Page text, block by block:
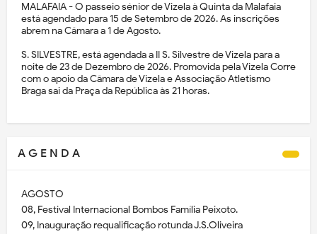
MALAFAIA - O passeio sénior de Vizela à Quinta da Malafaia
está agendado para 15 de Setembro de 2026. As inscrições
abrem na Câmara a 1 de Agosto.
S. SILVESTRE, está agendada a II S. Silvestre de Vizela para a
noite de 23 de Dezembro de 2026. Promovida pela Vizela Corre
com o apoio da Câmara de Vizela e Associação Atletismo
Braga sai da Praça da República às 21 horas.
A G E N D A
AGOSTO
08, Festival Internacional Bombos Família Peixoto.
09, Inauguração requalificação rotunda J.S.Oliveira